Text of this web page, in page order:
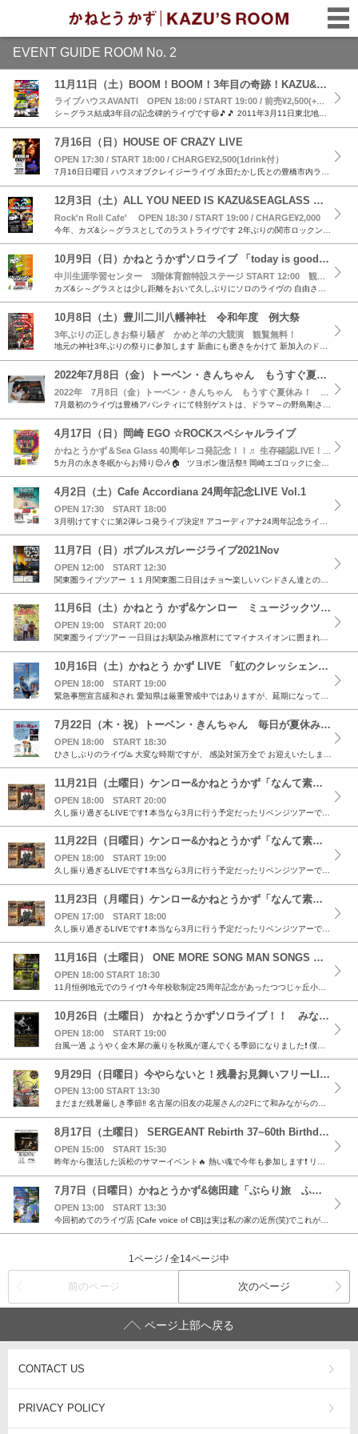
EVENT GUIDE ROOM No. 2
11月11日（土）BOOM！BOOM！3年目の奇跡！KAZU&SEAGLASS 誕生祭Party!!♡
ライブハウスAVANTI OPEN 18:00 / START 19:00 / 前売¥2,500(+ドリンク代¥500）当日¥3,000(+ドリンク代¥500）【いずれもカメカメタオル付】
シ～グラス結成3年目の記念碑的ライヴです😆🎵🎵 2011年3月11日東北地震 2023年11月11日偶然にも ⑪⑪が並ぶ日に僕は あとは良いことばかりを唄う 2011年5月に陸前高田を訪れ、僕...
7月16日（日）HOUSE OF CRAZY LIVE
OPEN 17:30 / START 18:00 / CHARGE¥2,500(1drink付）
12月3日（土）ALL YOU NEED IS KAZU&SEAGLASS 君達に必要なのは僕らさ！
Rock'n Roll Cafe' OPEN 18:30 / START 19:00 / CHARGE¥2,000
10月9日（日）かねとうかずソロライブ 「today is good day」
中川生涯学習センター 3階体育館特設ステージ START 12:00 観覧無料！
10月8日（土）豊川二川八幡神社 令和年度 例大祭
3年ぶりの正しきお祭り騒ぎ かめと羊の大競演 観覧無料！
地元の神社3年ぶりの祭りに参加します 新曲にも磨きをかけて 新加入のドラマー野島剛氏も一緒に祭り男五人衆、暴れまくりの 『正しきお祭り騒ぎ』 、 乞う御期待 日程＆会場 日程 2...
2022年7月8日（金）トーベン・きんちゃん もうすぐ夏休み！
2022年 7月8日（金）トーベン・きんちゃん もうすぐ夏休み！ AVANTI OPEN 18:00 START 19:00
7月最初のライヴは豊橋アバンティにて特別ゲストは、ドラマ～の野島剛さんです🎶 彼は伝説のシンガーソングライターリリィのバックバンドでドラムを叩いていました❗ウタゴコロあるドラミングは絶品ですよ...
4月17日（日）岡崎 EGO ☆ROCKスペシャルライブ
5カ月の永き冬眠からお帰り😌🎶🏠️ ツヨポン復活祭‼️ 岡崎エゴロックに全員集合🚩🚻 スペシャルライブです 💕 日程＆会場 日程 4月17日（日）OPEN 16:3...
4月2日（土）Cafe Accordiana 24周年記念LIVE Vol.1
OPEN 17:30 START 18:00
11月7日（日）ポプルスガレージライブ2021Nov
OPEN 12:00 START 12:30
関東圏ライブツアー １１月関東圏二日目はチョ〜楽しいバンドさん達との共演であります‼️ 一日楽しんじゃいましょう‼️🐢🌈 日程＆会場 日程 11月7日（日）OPEN 12:00START 12:...
11月6日（土）かねとう かず&ケンロー ミュージックツアー お久しぶり！ 晴れやかLIVE
OPEN 19:00 START 20:00
関東圏ライブツアー 一日目はお馴染み檜原村にてマイナスイオンに囲まれ思いっきりライブ‼️ 皆さん、カメヨロ❤️ 日程＆会場 日程 11月6日（土）OPEN 19:00START 20:00 会場...
10月16日（土）かねとう かず LIVE 「虹のクレッシェンド」
OPEN 18:00 START 19:00
7月22日（木・祝）トーベン・きんちゃん 毎日が夏休み in ライブハウスAVANTI
OPEN 18:00 START 18:30
11月21日（土曜日）ケンロー&かねとうかず「なんて素敵な 3デイズ」 in 檜原村 スナック「花水」
OPEN 18:00 START 20:00
久し振り過ぎるLIVEです❗️ 本当なら3月に行う予定だったリベンジツアーです❗️ 世界は現在コロナウイルスに汚染され歪められていますが、人の気持ちまで歪められてはいないと信じています。 色々な...
11月22日（日曜日）ケンロー&かねとうかず「なんて素敵な 3デイズ」 in 大和市「パラダイス本舗」
OPEN 18:00 START 19:00
久し振り過ぎるLIVEです❗️ 本当なら3月に行う予定だったリベンジツアーです❗️ 世界は現在コロナウイルスに汚染され歪められていますが、人の気持ちまで歪められてはいないと信じています。 色々な...
11月23日（月曜日）ケンロー&かねとうかず「なんて素敵な 3デイズ」 in 羽村市「Live & Cafe Mr.Bojangles」
OPEN 17:00 START 18:00
久し振り過ぎるLIVEです❗️ 本当なら3月に行う予定だったリベンジツアーです❗️ 世界は現在コロナウイルスに汚染され歪められていますが、人の気持ちまで歪められてはいないと信じています。 色々な...
11月16日（土曜日） ONE MORE SONG MAN SONGS 忘れてたあの唄、素直な気持ちがよみがえる。 @Cafe Accordiana
OPEN 18:00 START 18:30
11月恒例地元でのライヴ❗️ 今年校歌制定25周年記念があったつつじヶ丘小学校から程近いカフェ「アコーディアナ」にて毎年一回自分としてはその年の総決算のような構成で唄います🎵🐢🌈☺ 日程＆会場 ...
10月26日（土曜日） かねとうかずソロライブ！！ みなさまお待ちかね ハッピーカメカメライブ！！ @音楽食堂 我等の家
OPEN 18:00 START 19:00
台風一過 ようやく金木犀の薫りを秋風が運んでくる季節になりました❗️ 僕にとってライヴシーズンの訪れです❗️(笑) 10月26日土曜日は僕にとって第二の故郷とも言える 大阪関目ライヴ♪ 魂が脱け...
9月29日（日曜日）今やらないと！残暑お見舞いフリーLIVE @Hati Cafe
OPEN 13:00 START 13:30
まだまだ残暑厳しき季節‼️ 名古屋の旧友の花屋さんの2Fにて和みながらのライヴです‼️ 残暑をぶっ飛ばして 皆さん宜しく🐢🐢💦💦💦 日程＆会場 日程 9月29日（日曜日） OPEN 13:00 ...
8月17日（土曜日） SERGEANT Rebirth 37~60th Birthday Boys~ @浜松Merry you
OPEN 15:00 START 15:30
7月7日（日曜日）かねとうかず&徳田建「ぶらり旅 ふたり唄」@Cafe voice of CB（豊橋）
OPEN 13:00 START 13:30
今回初めてのライヴ店 [Cafe voice of CB]は実は私の家の近所(笑)でこれがとんでもないお店で昭和的遺産のような書籍が満載、そしてBGMは塩化ビニールのLP盤のみという不思議なシチ...
1ページ / 全14ページ中
前のページ 次のページ
ページ上部へ戻る
CONTACT US
PRIVACY POLICY